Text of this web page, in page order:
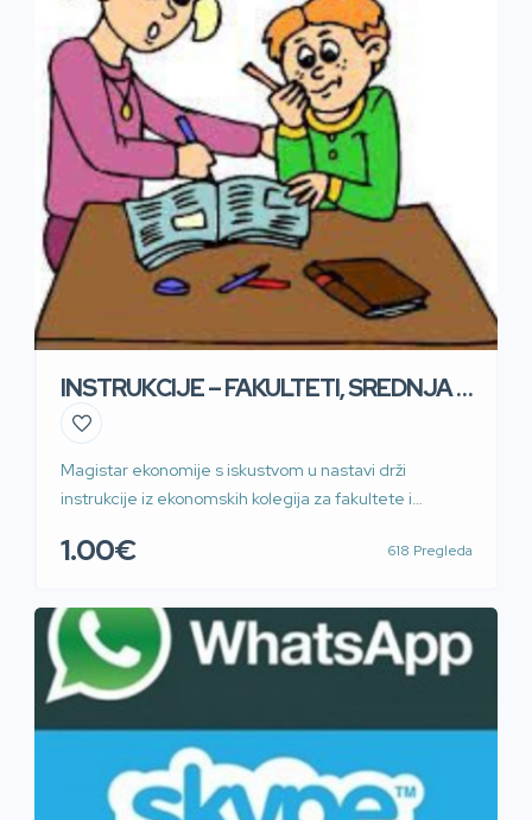
INSTRUKCIJE – FAKULTETI, SREDNJA I
OSNOVNA ŠKOLA
Magistar ekonomije s iskustvom u nastavi drži
instrukcije iz ekonomskih kolegija za fakultete i
Omiš) – uživo, cijela Hrvatska – online. Također, držim
osnovne i srednje škole. Nudim usluge priprema za
državnu maturu iz navedenih predmeta i […]
1.00€ 618 Pregleda